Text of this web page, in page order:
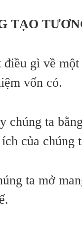
TẠO
điều gì về
vốn có.
chúng ta
của chúng
ta mở